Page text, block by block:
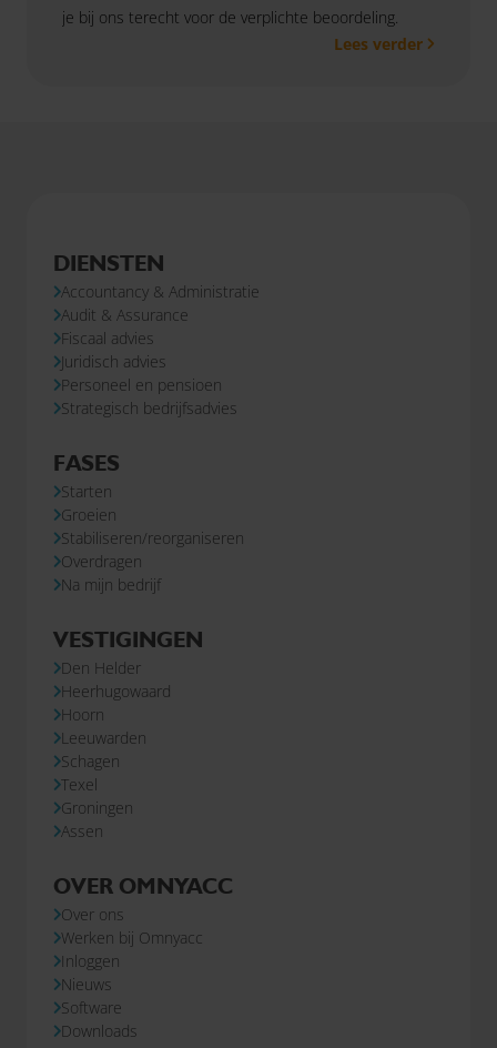
je bij ons terecht voor de verplichte beoordeling.
Lees verder
DIENSTEN
Accountancy & Administratie
Audit & Assurance
Fiscaal advies
Juridisch advies
Personeel en pensioen
Strategisch bedrijfsadvies
FASES
Starten
Groeien
Stabiliseren/reorganiseren
Overdragen
Na mijn bedrijf
VESTIGINGEN
Den Helder
Heerhugowaard
Hoorn
Leeuwarden
Schagen
Texel
Groningen
Assen
OVER OMNYACC
Over ons
Werken bij Omnyacc
Inloggen
Nieuws
Software
Downloads